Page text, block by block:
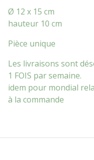
Ø 12 x 15 cm
hauteur 10 cm
Pièce unique
Les livraisons sont
1 FOIS par semaine.
idem pour mondial
à la commande